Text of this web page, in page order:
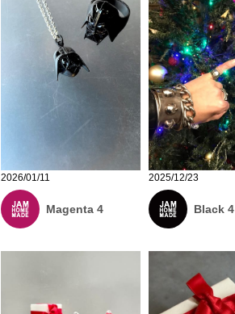
2026/01/11
Magenta 4
2025/12/23
Black 4